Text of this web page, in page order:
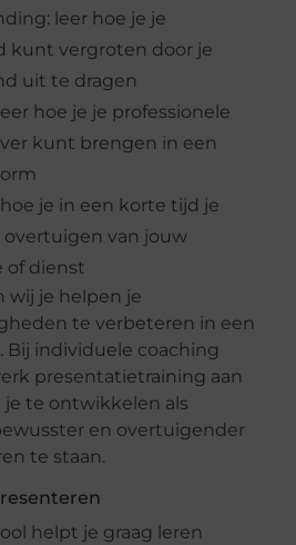
leer hoe je je
kunt vergroten door je
uit te dragen
hoe je je professionele
kunt brengen in een
je in een korte tijd je
van jouw
of dienst
wij je helpen je
te verbeteren in een
Bij individuele coaching
presentatietraining aan
je te ontwikkelen als
en overtuigender
te staan.
helpt je graag leren